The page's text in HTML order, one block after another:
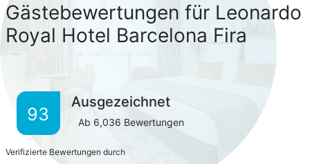
Gästebewertungen für Leonardo
Royal Hotel Barcelona Fira
93
Ausgezeichnet
Ab 6,036 Bewertungen
Verifizierte Bewertungen durch